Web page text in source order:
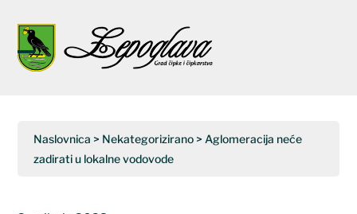
Ova
web
stranica
Open
Close
Naslovnica > Nekategorizirano > Aglomeracija neće
zadirati u lokalne vodovode